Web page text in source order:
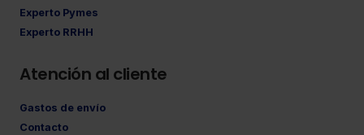
Experto Pymes
Experto RRHH
Atención al cliente
Gastos de envío
Contacto